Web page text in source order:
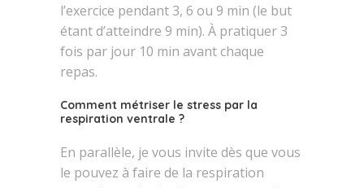
l’exercice pendant 3, 6 ou 9 min (le but
étant d’atteindre 9 min). À pratiquer 3
fois par jour 10 min avant chaque
repas.
Comment métriser le stress par la
respiration ventrale ?
En parallèle, je vous invite dès que vous
le pouvez à faire de la respiration